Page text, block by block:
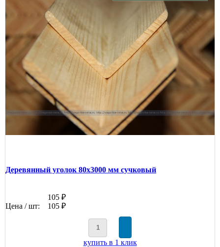
Деревянный уголок 80х3000 мм сучковый
105 ₽
Цена / шт:
105 ₽
купить в 1 клик